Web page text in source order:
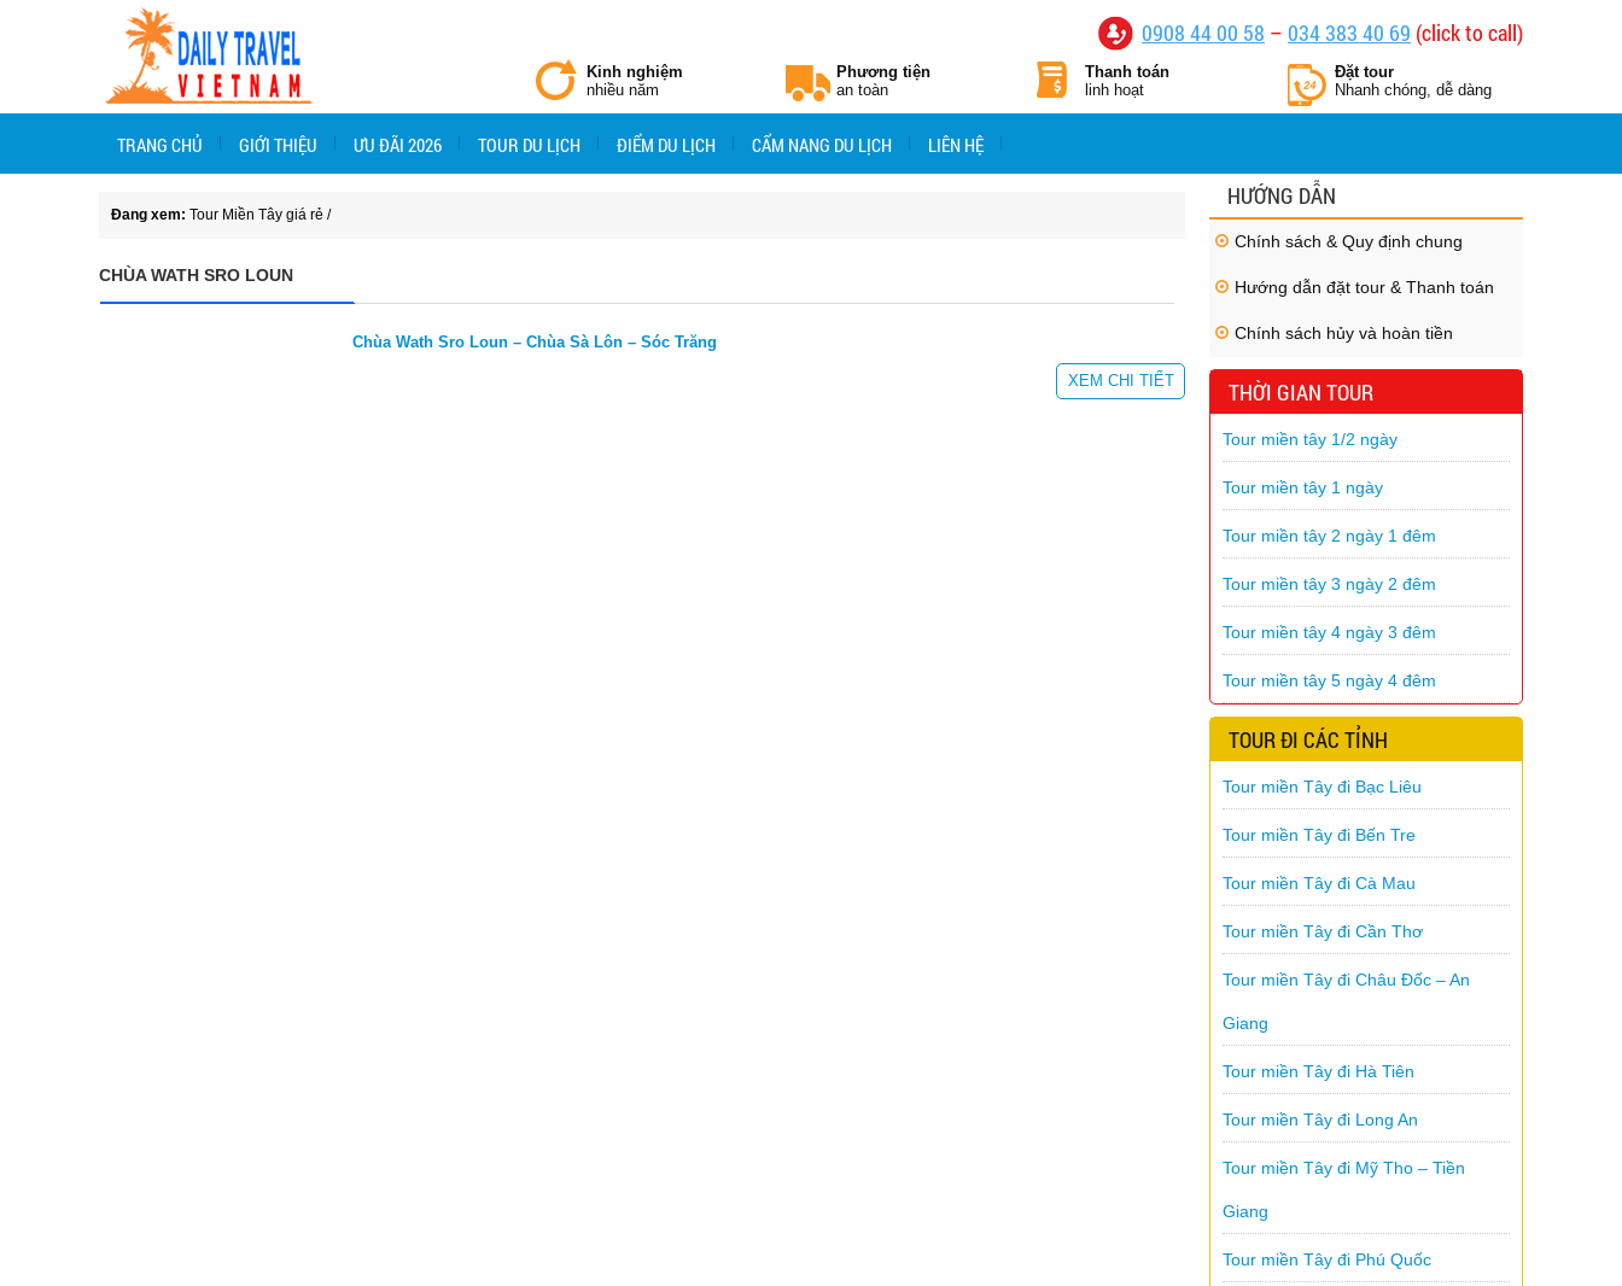
0908 44 00 58 – 034 383 40 69 (click to call)
Kinh nghiệm
nhiều năm
Phương tiện
an toàn
Thanh toán
linh hoạt
Đặt tour
Nhanh chóng, dễ dàng
TRANG CHỦ GIỚI THIỆU ƯU ĐÃI 2026 TOUR DU LỊCH ĐIỂM DU LỊCH CẨM NANG DU LỊCH LIÊN HỆ
Đang xem: Tour Miền Tây giá rẻ /
CHÙA WATH SRO LOUN
Chùa Wath Sro Loun – Chùa Sà Lôn – Sóc Trăng
XEM CHI TIẾT
HƯỚNG DẪN
Chính sách & Quy định chung
Hướng dẫn đặt tour & Thanh toán
Chính sách hủy và hoàn tiền
THỜI GIAN TOUR
Tour miền tây 1/2 ngày
Tour miền tây 1 ngày
Tour miền tây 2 ngày 1 đêm
Tour miền tây 3 ngày 2 đêm
Tour miền tây 4 ngày 3 đêm
Tour miền tây 5 ngày 4 đêm
TOUR ĐI CÁC TỈNH
Tour miền Tây đi Bạc Liêu
Tour miền Tây đi Bến Tre
Tour miền Tây đi Cà Mau
Tour miền Tây đi Cần Thơ
Tour miền Tây đi Châu Đốc – An
Giang
Tour miền Tây đi Hà Tiên
Tour miền Tây đi Long An
Tour miền Tây đi Mỹ Tho – Tiền
Giang
Tour miền Tây đi Phú Quốc